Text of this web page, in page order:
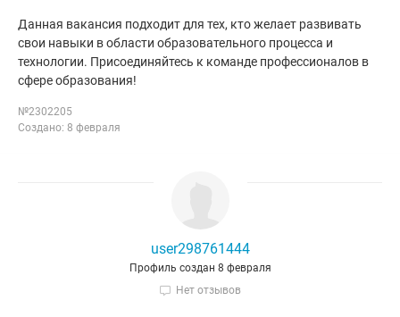
Данная вакансия подходит для тех, кто желает развивать
свои навыки в области образовательного процесса и
технологии. Присоединяйтесь к команде профессионалов в
сфере образования!
№2302205
Создано: 8 февраля
user298761444
Профиль создан 8 февраля
Нет отзывов